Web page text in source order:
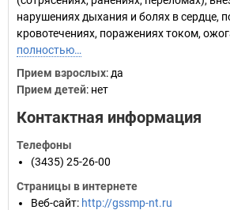
нарушениях дыхания и болях в сердце,
кровотечениях, поражениях током,
полностью…
Прием взрослых: да
Прием детей: нет
Контактная информация
Телефоны
(3435) 25-26-00
Страницы в интернете
Веб-сайт: http://gssmp-nt.ru